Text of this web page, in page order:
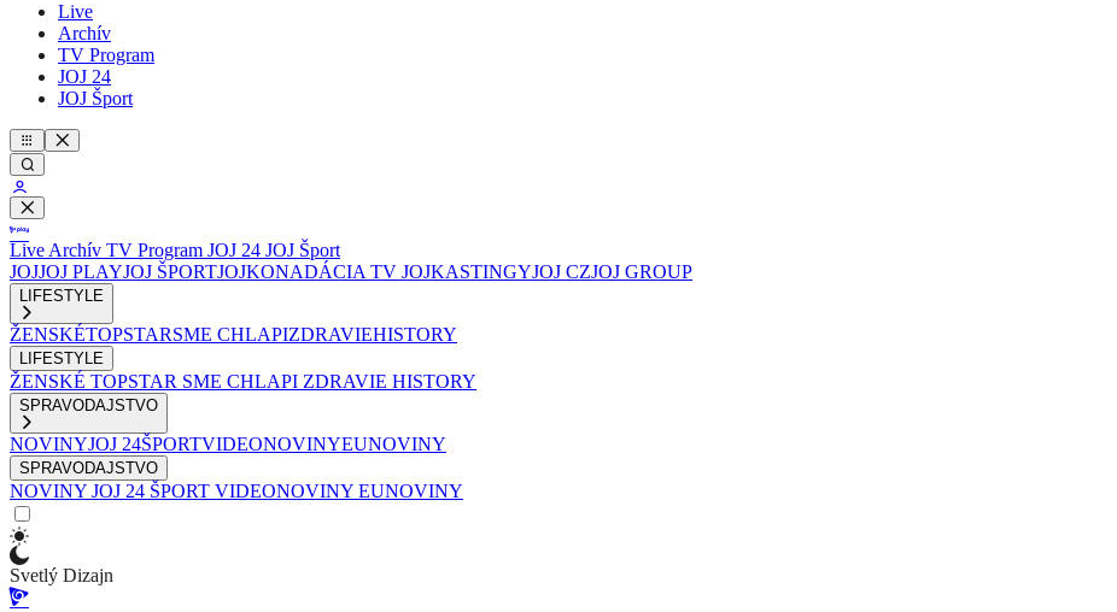
Live
Archív
TV Program
JOJ 24
JOJ Šport
Live Archív TV Program JOJ 24 JOJ Šport
JOJJOJ PLAYJOJ ŠPORTJOJKONADÁCIA TV JOJKASTINGYJOJ CZJOJ GROUP
LIFESTYLE
ŽENSKÉTOPSTARSME CHLAPIZDRAVIEHISTORY
LIFESTYLE
ŽENSKÉ TOPSTAR SME CHLAPI ZDRAVIE HISTORY
SPRAVODAJSTVO
NOVINYJOJ 24ŠPORTVIDEONOVINYEUNOVINY
SPRAVODAJSTVO
NOVINY JOJ 24 ŠPORT VIDEONOVINY EUNOVINY
Svetlý Dizajn